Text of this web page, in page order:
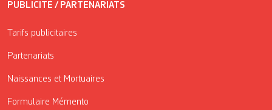
PUBLICITÉ / PARTENARIATS
Tarifs publicitaires
Partenariats
Naissances et Mortuaires
Formulaire Mémento